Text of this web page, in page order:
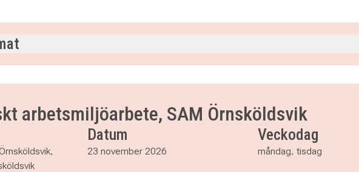
arbetsmiljöarbete, SAM Örnsköldsvik
Datum
23 november 2026
Veckodag
måndag, tisdag